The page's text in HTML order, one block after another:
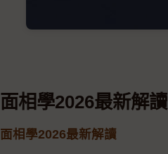
面相學2026最新解讀
面相學2026最新解讀